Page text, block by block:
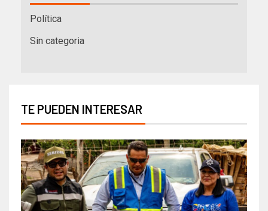
Política
Sin categoria
TE PUEDEN INTERESAR